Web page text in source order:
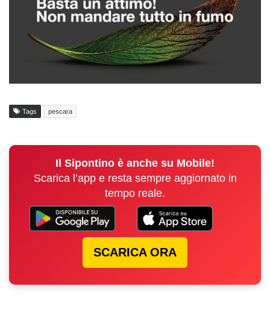
Tags pescara
Il Sipontino è anche su Mobile!
Scarica l’app e resta sempre aggiornato in
tempo reale.
SCARICA ORA